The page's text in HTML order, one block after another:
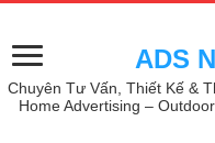
ADS
Chuyên Tư Vấn, Thiết Kế &
Home Advertising –